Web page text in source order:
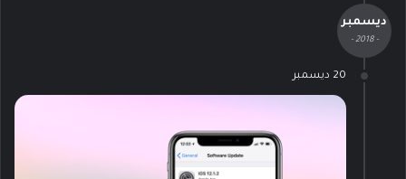
ديسمبر
- 2018 -
20 ديسمبر